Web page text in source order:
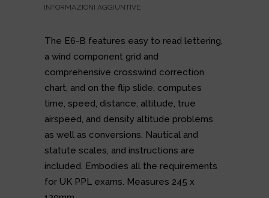
INFORMAZIONI AGGIUNTIVE
The E6-B features easy to read lettering,
a wind component grid and
comprehensive crosswind correction
chart, and on the flip slide, computes
time, speed, distance, altitude, true
airspeed, and density altitude problems
as well as conversions. Nautical and
statute scales, and instructions are
included. Embodies all the requirements
for UK PPL exams. Measures 245 x